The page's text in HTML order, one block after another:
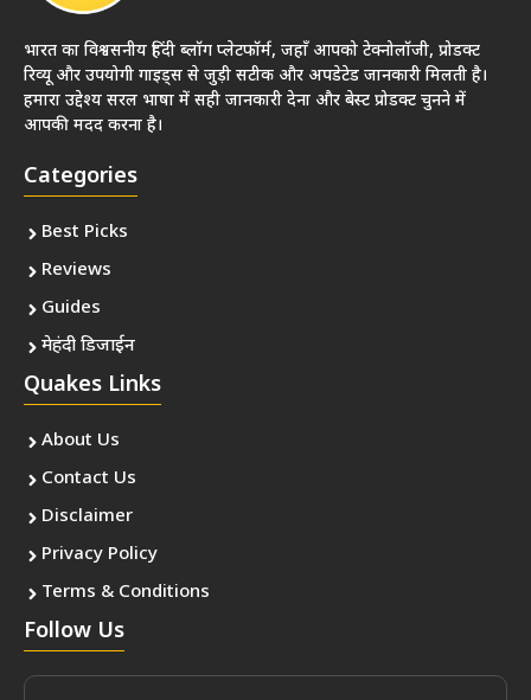
भारत का विश्वसनीय हिंदी ब्लॉग प्लेटफॉर्म, जहाँ आपको टेक्नोलॉजी, प्रोडक्ट
रिव्यू और उपयोगी गाइड्स से जुड़ी सटीक और अपडेटेड जानकारी मिलती है।
हमारा उद्देश्य सरल भाषा में सही जानकारी देना और बेस्ट प्रोडक्ट चुनने में
आपकी मदद करना है।
Categories
Best Picks
Reviews
Guides
मेहंदी डिजाईन
Quakes Links
About Us
Contact Us
Disclaimer
Privacy Policy
Terms & Conditions
Follow Us